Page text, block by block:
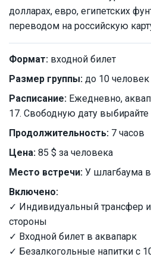
долларах, евро, египетских
переводом на российскую
Формат: входной билет
Размер группы: до 10 человек
Расписание: Ежедневно,
17. Свободную дату
Продолжительность: 7 часов
Цена: 85 $ за человека
Место встречи: У шлагбаума
Включено:
✓ Индивидуальный трансфер
стороны
✓ Входной билет в аквапарк
✓ Безалкогольные напитки с